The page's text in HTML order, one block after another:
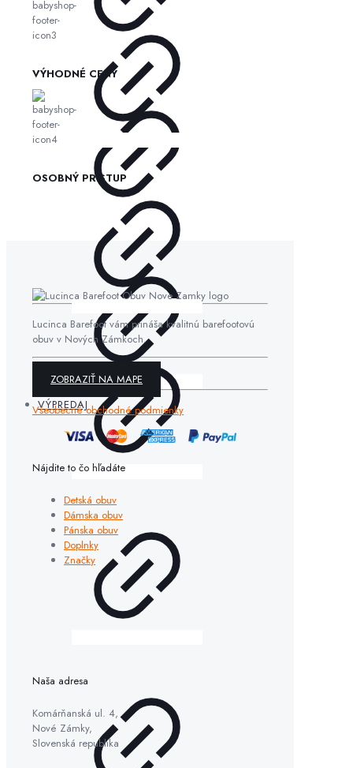
VÝPREDAJ
VÝHODNÉ CENY
OSOBNÝ PRÍSTUP
Lucinca Barefoot vám prináša kvalitnú barefootovú
obuv v Nových Zámkoch.
ZOBRAZIŤ NA MAPE
Všeobecné obchodné podmienky
Nájdite to čo hľadáte
Detská obuv
Dámska obuv
Pánska obuv
Doplnky
Značky
Naša adresa
Komárňanská ul. 4,
Nové Zámky,
Slovenská republika